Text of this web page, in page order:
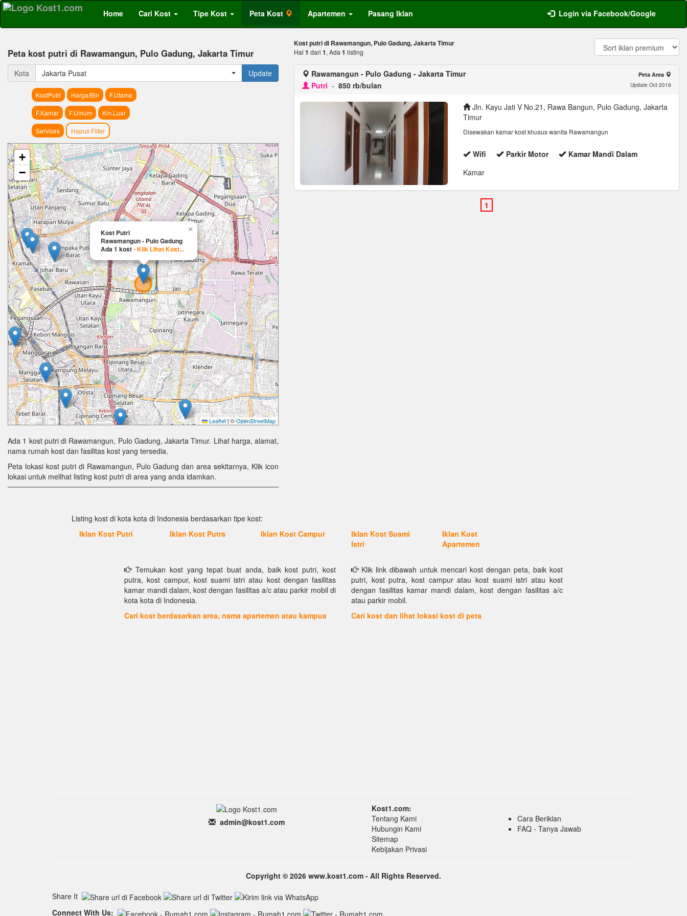
Home Cari Kost Tipe Kost Peta Kost Apartemen Pasang Iklan Login via Facebook/Google
Peta kost putri di Rawamangun, Pulo Gadung, Jakarta Timur
Kota Jakarta Pusat Update
KostPutri Harga/Bln F.Utama
F.Kamar F.Umum Km.Luar
Services Hapus Filter
Kost Putri
Rawamangun - Pulo Gadung
Ada 1 kost-Klik Lihat Kost...
×
+
−
Leaflet|©OpenStreetMap
Ada 1 kost putri di Rawamangun, Pulo Gadung, Jakarta Timur. Lihat harga, alamat,
nama rumah kost dan fasilitas kost yang tersedia.
Peta lokasi kost putri di Rawamangun, Pulo Gadung dan area sekitarnya, Klik icon
lokasi untuk melihat listing kost putri di area yang anda idamkan.
Kost putri di Rawamangun, Pulo Gadung, Jakarta Timur
Hal 1 dari 1, Ada 1 listing
Rawamangun - Pulo Gadung - Jakarta Timur
Putri - 850 rb/bulan
Peta Area
Update Oct 2019
Jln. Kayu Jati V No.21, Rawa Bangun, Pulo Gadung, Jakarta
Timur
Disewakan kamar kost khusus wanita Rawamangun
Wifi Parkir Motor
Kamar Mandi Dalam
Kamar
Listing kost di kota kota di Indonesia berdasarkan tipe kost:
Iklan Kost Putri
Iklan Kost Putra Iklan Kost Campur
Iklan Kost Suami
Istri
Iklan Kost
Apartemen
Temukan kost yang tepat buat anda, baik kost putri, kost
putra, kost campur, kost suami istri atau kost dengan fasilitas
kamar mandi dalam, kost dengan fasilitas a/c atau parkir mobil di
kota kota di Indonesia.
Cari kost berdasarkan area, nama apartemen atau kampus
Klik link dibawah untuk mencari kost dengan peta, baik kost
putri, kost putra, kost campur atau kost suami istri atau kost
dengan fasilitas kamar mandi dalam, kost dengan fasilitas a/c
atau parkir mobil.
Cari kost dan lihat lokasi kost di peta
admin@kost1.com
Kost1.com:
Tentang Kami
Hubungin Kami
Sitemap
Kebijakan Privasi
Cara Beriklan
FAQ - Tanya Jawab
Copyright © 2026 www.kost1.com - All Rights Reserved.
Share It
Connect With Us: